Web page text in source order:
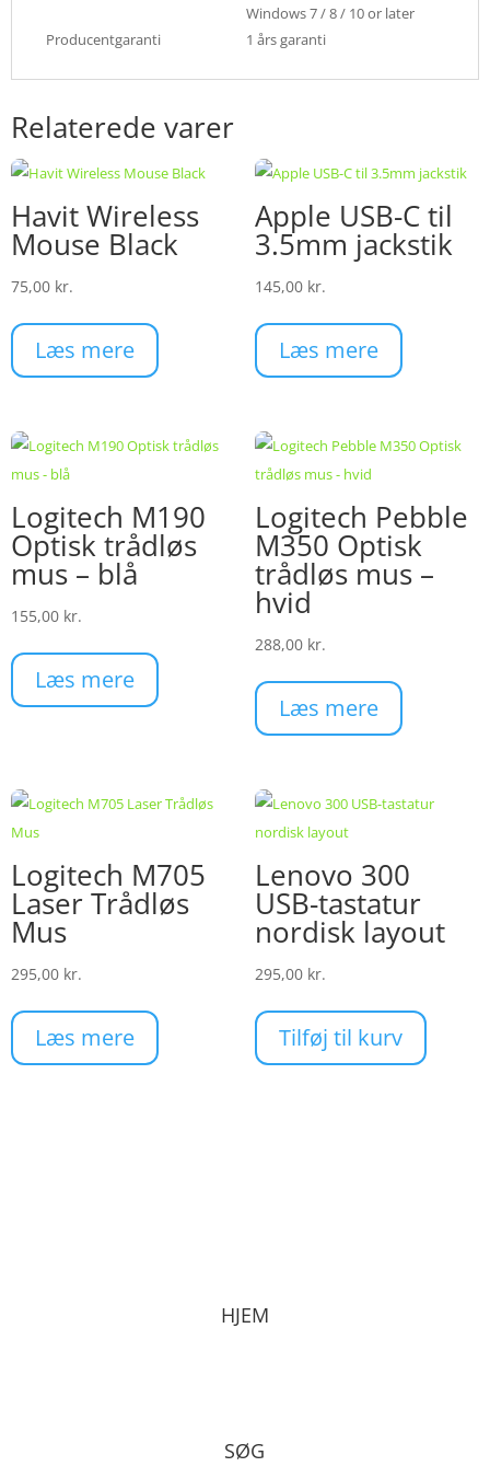
Windows 7 / 8 / 10 or later
Producentgaranti
1 års garanti
Relaterede varer
Havit Wireless
Mouse Black
75,00 kr.
Læs mere
Apple USB-C til
3.5mm jackstik
145,00 kr.
Læs mere
Logitech M190
Optisk trådløs
mus – blå
155,00 kr.
Læs mere
Logitech Pebble
M350 Optisk
trådløs mus –
hvid
288,00 kr.
Læs mere
Logitech M705
Laser Trådløs
Mus
295,00 kr.
Læs mere
Lenovo 300
USB-tastatur
nordisk layout
295,00 kr.
Tilføj til kurv
HJEM
SØG